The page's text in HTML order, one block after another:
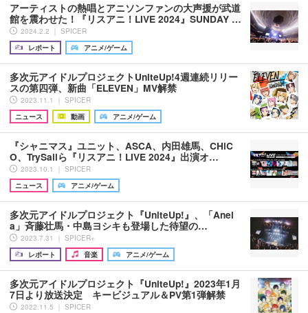
アーティストの熱唱とアニソンファンの大声援が武道
館を震わせた！『リスアニ！LIVE 2024』SUNDAY …
2024.2.2 ｜ SPICER
レポート
アニメ/ゲーム
多次元アイドルプロジェクトUniteUp!4週連続リリー
スの第四弾、新曲「ELEVEN」MV解禁
2023.11.1 ｜ SPICER
ニュース
動画 アニメ/ゲーム
『シャニマス』ユニット、ASCA、内田雄馬、CHiC
O、TrySailら『リスアニ！LIVE 2024』出演オ…
2023.10.1 ｜ SPICER
ニュース
アニメ/ゲーム
多次元アイドルプロジェクト『UniteUp!』、「Anel
a」斉藤壮馬・中島ヨシキも登場した待望の…
2023.7.31 ｜ SPICER+
レポート
音楽 アニメ/ゲーム
多次元アイドルプロジェクト『UniteUp!』2023年1月
7日より放送決定 キービジュアル＆PV第1弾解禁
2022.11.5 ｜ SPICER